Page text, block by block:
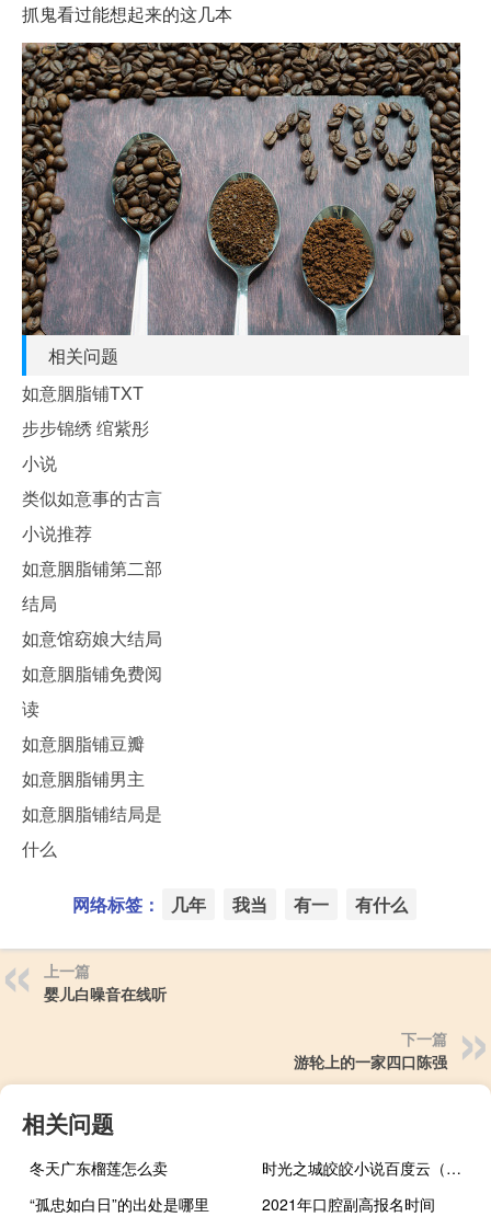
抓鬼看过能想起来的这几本
相关问题
如意胭脂铺TXT
步步锦绣 绾紫彤
小说
类似如意事的古言
小说推荐
如意胭脂铺第二部
结局
如意馆窈娘大结局
如意胭脂铺免费阅
读
如意胭脂铺豆瓣
如意胭脂铺男主
如意胭脂铺结局是
什么
网络标签： 几年 我当 有一 有什么
上一篇
婴儿白噪音在线听
下一篇
游轮上的一家四口陈强
相关问题
冬天广东榴莲怎么卖
时光之城皎皎小说百度云（时光之城皎皎）
“孤忠如白日”的出处是哪里
2021年口腔副高报名时间